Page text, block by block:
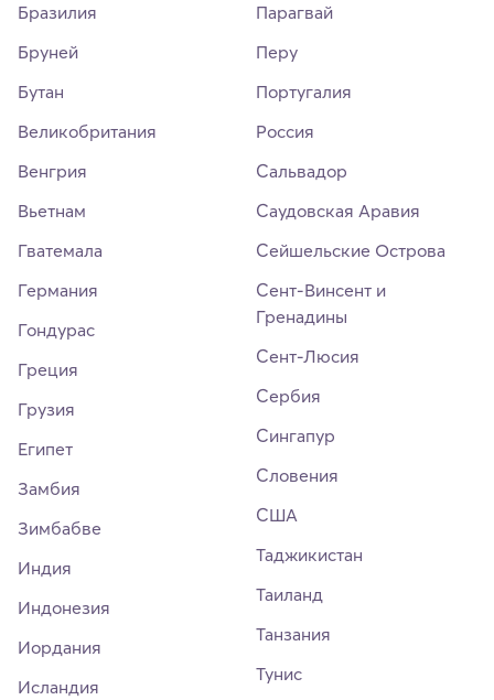
Бразилия
Бруней
Бутан
Великобритания
Венгрия
Вьетнам
Гватемала
Германия
Гондурас
Греция
Грузия
Египет
Замбия
Зимбабве
Индия
Индонезия
Иордания
Исландия
Парагвай
Перу
Португалия
Россия
Сальвадор
Саудовская Аравия
Сейшельские Острова
Сент-Винсент и
Гренадины
Сент-Люсия
Сербия
Сингапур
Словения
США
Таджикистан
Таиланд
Танзания
Тунис